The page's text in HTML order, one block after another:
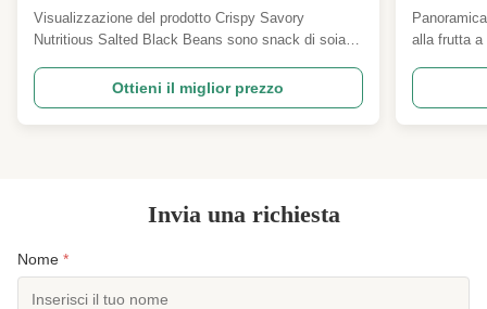
Whole Black Soybean Snack Wholesale
For Supermarket Fitness Store Pub
Visualizzazione del prodotto Crispy Savory
Nutritious Salted Black Beans sono snack di soia
torrefazione a bassa temperatura senza fritto.I
fagioli neri selezionati, grassi e intatti, conservano
al loro interno proteine vegetali naturali ...
Ottieni il miglior prezzo
dolci e
dolci e
dolci e
dolci e
alla frutta a
gusto
gommosa
Invia una richiesta
Nome *